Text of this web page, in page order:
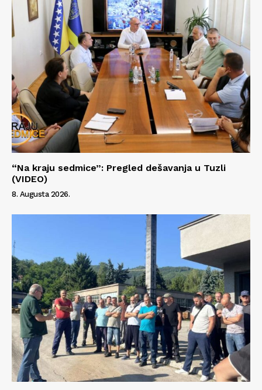
“Na kraju sedmice”: Pregled dešavanja u Tuzli
(VIDEO)
8. Augusta 2026.